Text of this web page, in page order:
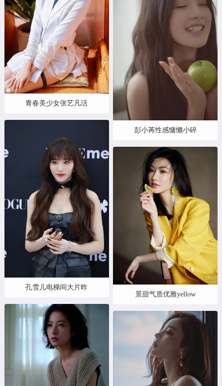
青春美少女张艺凡活
孔雪儿电梯间大片昨
彭小苒性感慵懒小碎
景甜气质优雅yellow